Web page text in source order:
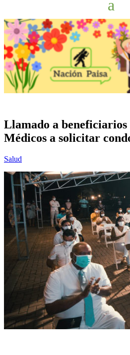
Llamado a beneficiarios
Médicos a solicitar
Salud